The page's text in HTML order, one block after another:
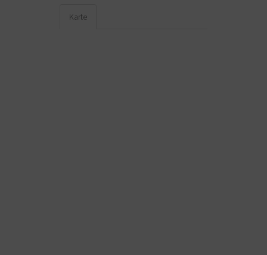
Karte